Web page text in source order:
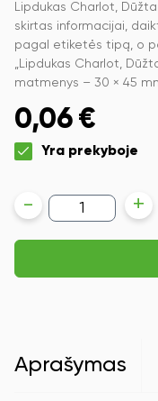
Lipdukas Charlot,
skirtas informacijai,
pagal etiketės tipą, o
„Lipdukas Charlot,
matmenys – 30 × 45
0,06 €
Yra prekyboje
produkto
kiekis:
Lipdukas
Charlot,
daiktai,
- +
Aprašymas